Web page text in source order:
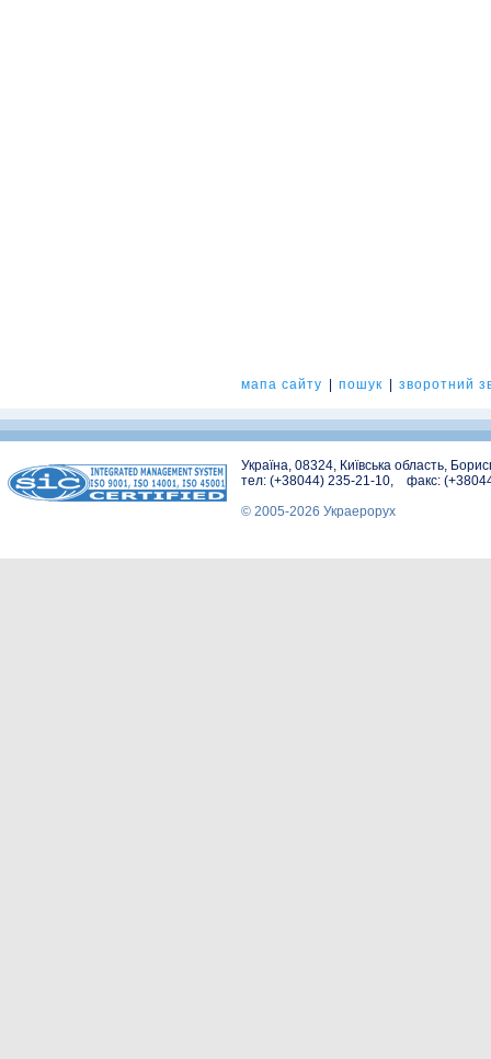
мапа сайту пошук зворотний
Україна, 08324, Київська область,
тел: (+38044) 235-21-10, факс:
© 2005-2026 Украерорух